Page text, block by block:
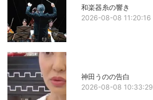
和楽器糸の響き
2026-08-08 11:20:16
神田うのの告白
2026-08-08 10:33:29